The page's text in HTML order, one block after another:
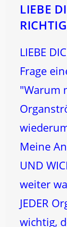
LIEBE
LIEBE
Frage
"Warum
Meine
UND
weiter
JEDER
wichtig,